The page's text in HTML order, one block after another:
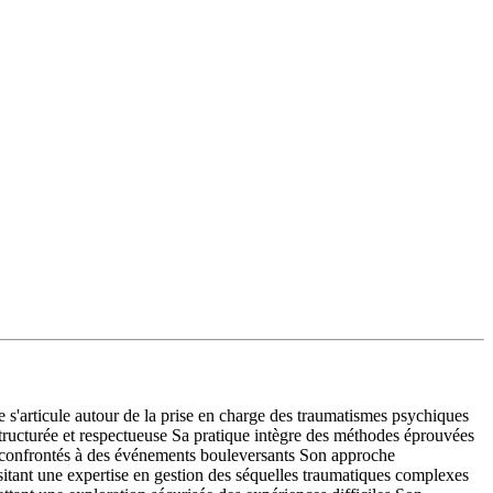
autour de la prise en charge des traumatismes psychiques
et respectueuse Sa pratique intègre des méthodes éprouvées
à des événements bouleversants Son approche
une expertise en gestion des séquelles traumatiques complexes